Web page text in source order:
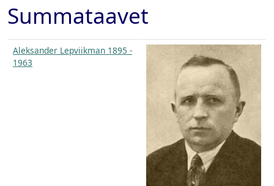
Summataavet
Aleksander Lepviikman 1895 -
1963